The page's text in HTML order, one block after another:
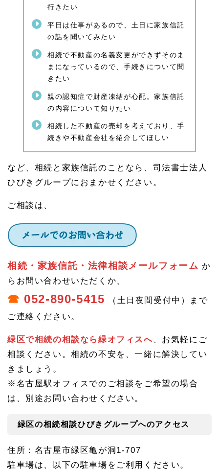
1.
1.
1
信託
意事
項
1.
相談
や認
家族
のご
はひ
びき
へ
行きたい
平日は仕事があるので、土日に家族信託
の話を聞いてみたい
相続で不動産の名義変更ができずそのま
まになっているので、手続きについて聞
きたい
親の認知症で財産凍結が心配。家族信託
の内容について知りたい
相続した不動産の売却を考えており、手
続きや不動産会社を紹介してほしい
など、相続と家族信託のことなら、司法書士法人
ひびきグループにおまかせください。
ご相談は、
相続・家族信託・法律相談メールフォーム か
らお問い合わせいただくか、
☎ 052-890-5415 （土日夜間受付中）まで
ご連絡ください。
緑区で相続の相談なら緑オフィスへ、お気軽にご
相談ください。相続の不安を、一緒に解決してい
きましょう。
※名古屋駅オフィスでのご相談をご希望の場合
は、別途お問い合わせください。
緑区の相続相談ひびきグループへのアクセス
住所：名古屋市緑区亀が洞1-707
駐車場は、以下の駐車場をご利用ください。